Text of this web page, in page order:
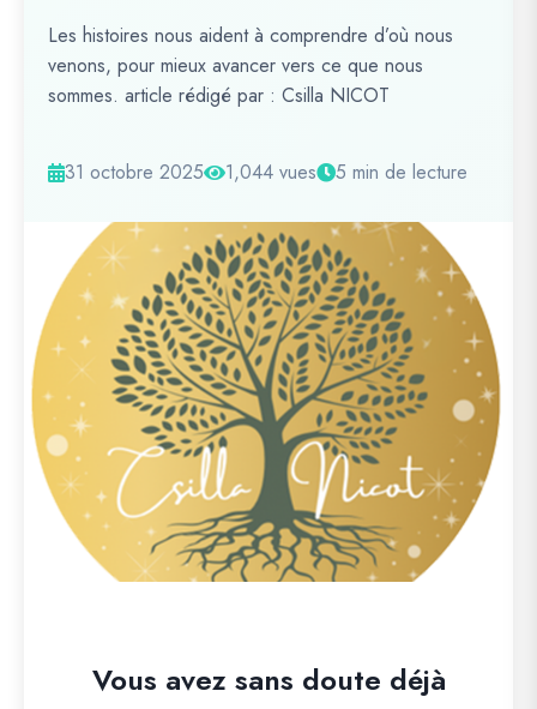
Les histoires nous aident à comprendre d’où nous
venons, pour mieux avancer vers ce que nous
sommes. article rédigé par : Csilla NICOT
31 octobre 2025 1,044 vues 5 min de lecture
Vous avez sans doute déjà